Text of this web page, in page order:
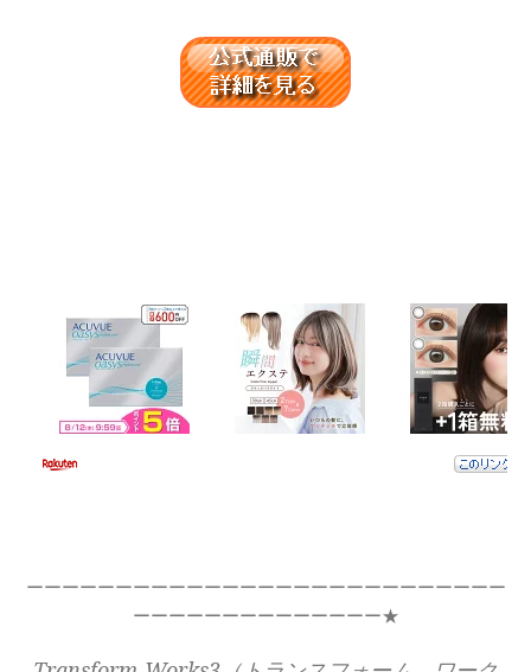
ーーーーーーーーーーーーーーーーーーーーーーーーーーー
ーーーーーーーーーーーーーー★